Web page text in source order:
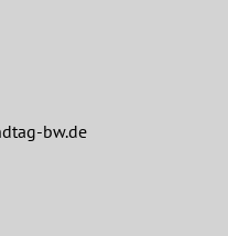
bw.de